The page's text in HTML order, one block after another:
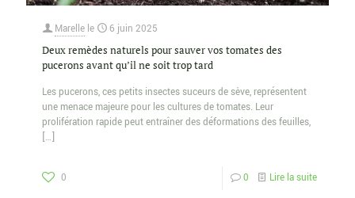
Marelle le 6 juin 2025
Deux remèdes naturels pour sauver vos tomates des
pucerons avant qu’il ne soit trop tard
Les pucerons, ces petits insectes suceurs de sève, représentent
une menace majeure pour les cultures de tomates. Leur
prolifération rapide peut entraîner des déformations des feuilles,
[…]
0 0 Lire la suite